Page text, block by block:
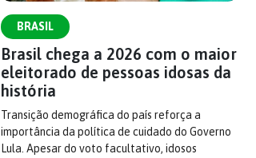
BRASIL
Brasil chega a 2026 com o maior
eleitorado de pessoas idosas da
história
Transição demográfica do país reforça a
importância da política de cuidado do Governo
Lula. Apesar do voto facultativo, idosos